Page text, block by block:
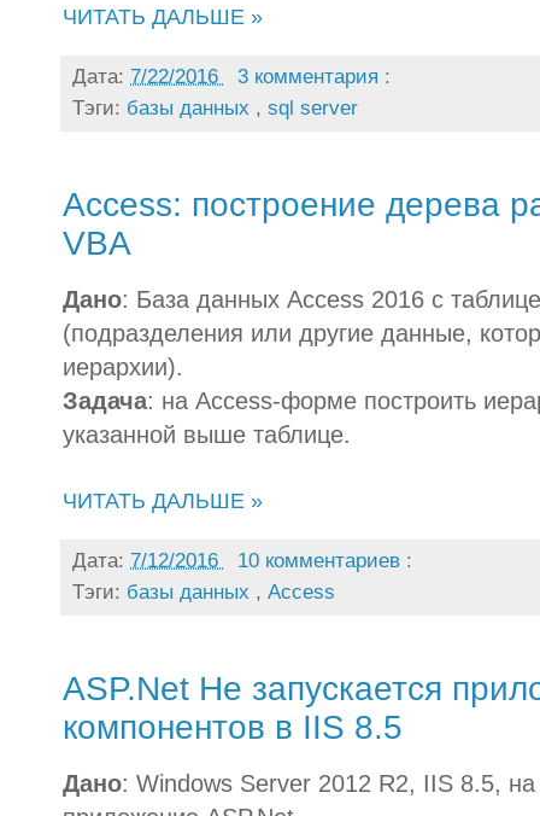
ЧИТАТЬ ДАЛЬШЕ »
Дата: 7/22/2016
3 комментария :
Тэги: базы данных , sql server
Access: построение дерева
VBA
Дано: База данных Access 2016 с
(подразделения или другие данные,
иерархии).
Задача: на Access-форме построить
указанной выше таблице.
ЧИТАТЬ ДАЛЬШЕ »
Дата: 7/12/2016
10 комментариев :
Тэги: базы данных , Access
ASP.Net Не запускается
компонентов в IIS 8.5
Дано: Windows Server 2012 R2, IIS 8.5,